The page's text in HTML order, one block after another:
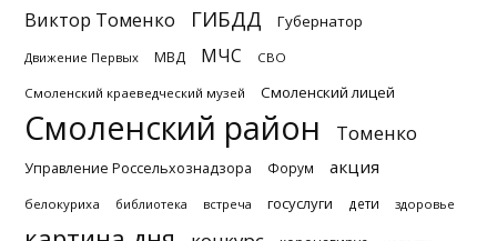
Виктор Томенко ГИБДД Губернатор
Движение Первых МВД МЧС СВО
Смоленский краеведческий музей Смоленский лицей
Смоленский район Томенко
Управление Россельхознадзора Форум акция
белокуриха библиотека встреча госуслуги дети здоровье